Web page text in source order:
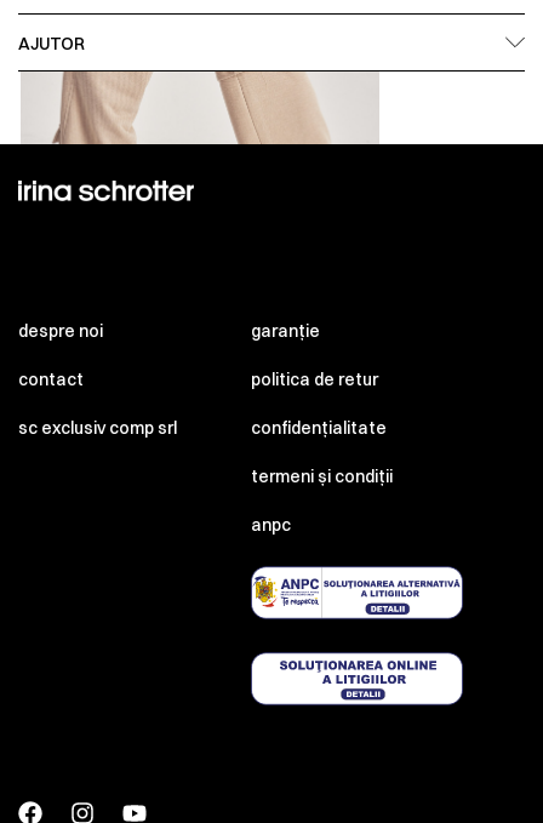
AJUTOR
despre noi
contact
sc exclusiv comp srl
garanție
politica de retur
confidențialitate
termeni și condiții
anpc